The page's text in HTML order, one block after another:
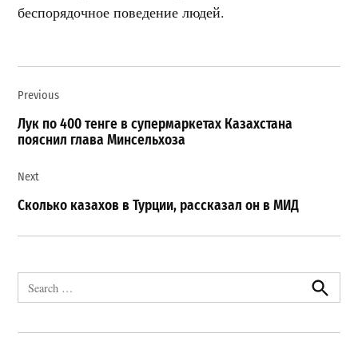
беспорядочное поведение людей.
по
записям
Previous
Лук по 400 тенге в супермаркетах Казахстана
пояснил глава Минсельхоза
Next
Сколько казахов в Турции, рассказал он в МИД
for:
Search